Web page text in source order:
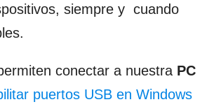
siempre y cuando
conectar a nuestra PC
puertos USB en Windows